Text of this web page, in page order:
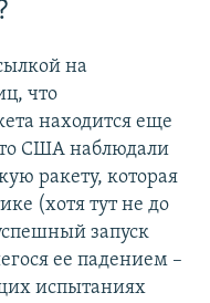
на
что
находится еще
США наблюдали
ракету, которая
(хотя тут не до
запуск
ее падением –
испытаниях